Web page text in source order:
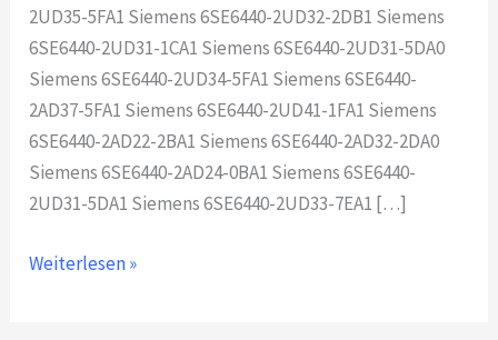
2UD35-5FA1 Siemens 6SE6440-2UD32-2DB1 Siemens
6SE6440-2UD31-1CA1 Siemens 6SE6440-2UD31-5DA0
Siemens 6SE6440-2UD34-5FA1 Siemens 6SE6440-
2AD37-5FA1 Siemens 6SE6440-2UD41-1FA1 Siemens
6SE6440-2AD22-2BA1 Siemens 6SE6440-2AD32-2DA0
Siemens 6SE6440-2AD24-0BA1 Siemens 6SE6440-
2UD31-5DA1 Siemens 6SE6440-2UD33-7EA1 […]
Weiterlesen »